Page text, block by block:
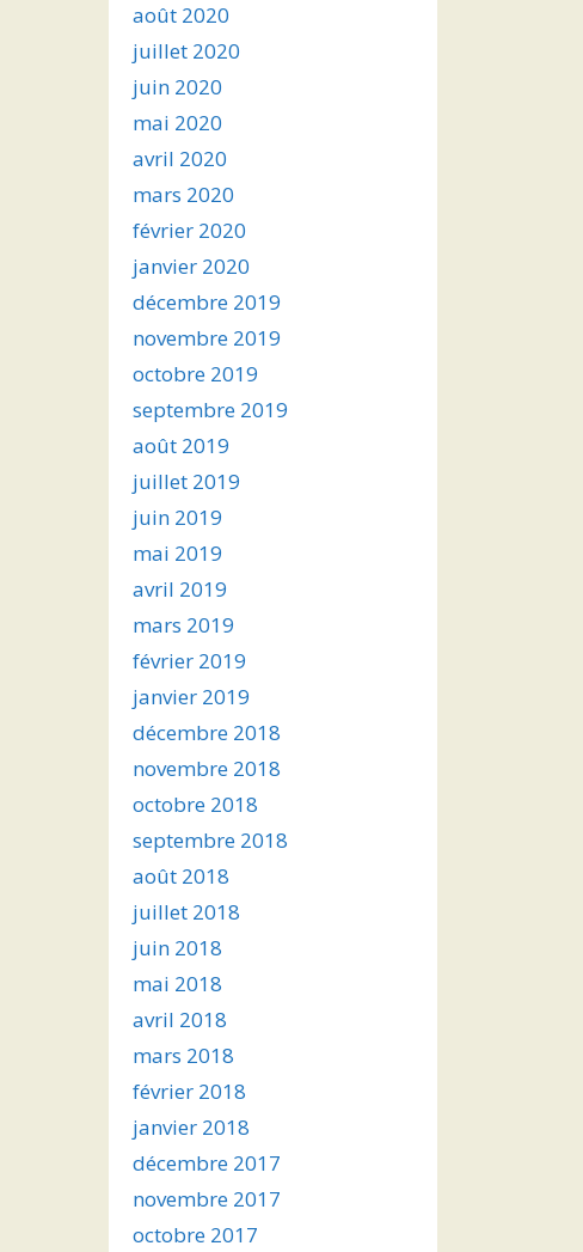
août 2020
juillet 2020
juin 2020
mai 2020
avril 2020
mars 2020
février 2020
janvier 2020
décembre 2019
novembre 2019
octobre 2019
septembre 2019
août 2019
juillet 2019
juin 2019
mai 2019
avril 2019
mars 2019
février 2019
janvier 2019
décembre 2018
novembre 2018
octobre 2018
septembre 2018
août 2018
juillet 2018
juin 2018
mai 2018
avril 2018
mars 2018
février 2018
janvier 2018
décembre 2017
novembre 2017
octobre 2017